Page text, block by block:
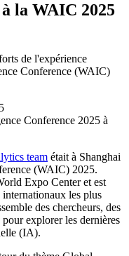
la WAIC 2025
de l'expérience
Conference (WAIC)
team était à Shanghai
(WAIC) 2025.
Expo Center et est
internationaux les plus
des chercheurs, des
explorer les dernières
(IA).